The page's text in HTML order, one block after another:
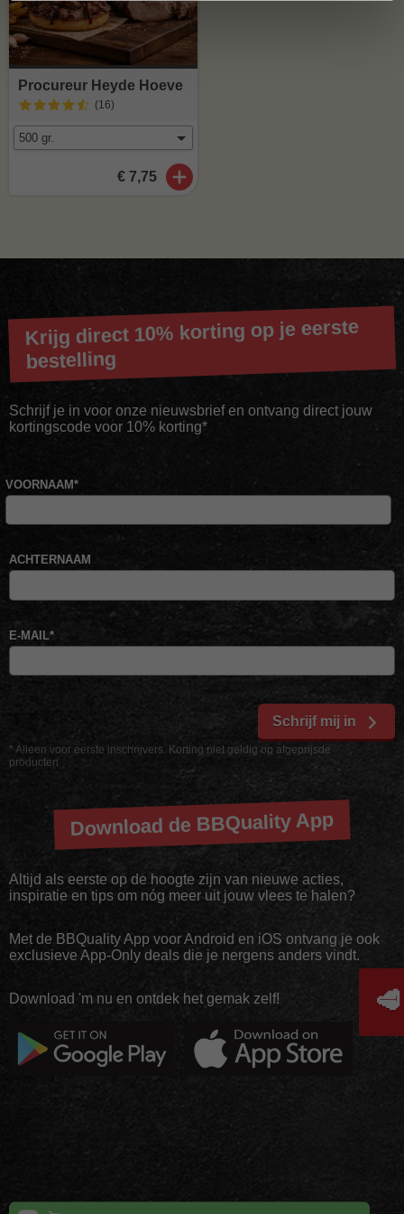
Procureur Heyde Hoeve
(16)
€ 7,75
Krijg direct 10% korting op je eerste
bestelling
Schrijf je in voor onze nieuwsbrief en ontvang direct jouw
kortingscode voor 10% korting*
* Alleen voor eerste inschrijvers. Korting niet geldig op afgeprijsde
producten
VOORNAAM*
ACHTERNAAM
E-MAIL*
Schrijf mij in
Download de BBQuality App
Altijd als eerste op de hoogte zijn van nieuwe acties,
inspiratie en tips om nóg meer uit jouw vlees te halen?
Met de BBQuality App voor Android en iOS ontvang je ook
exclusieve App-Only deals die je nergens anders vindt.
Download 'm nu en ontdek het gemak zelf! 🥩